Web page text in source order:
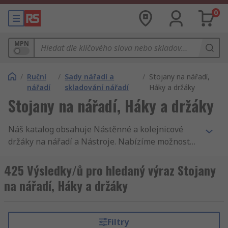
0
MPN
/ Ruční
nářadí
/ Sady nářadí a
skladování nářadí
/ Stojany na nářadí,
Háky a držáky
Stojany na nářadí, Háky a držáky
Náš katalog obsahuje Nástěnné a kolejnicové
držáky na nářadí a Nástroje. Nabízíme možnost
příslušenstvím, vysoko kvalitní služby, není divu,
že zákazníci 160 zemí světa nakupují u RS.
Zákazníci s obchodním účtem se u nás mohou
jako jsou Nástěnné a kolejnicové držáky na
425 Výsledky/ů pro hledaný výraz Stojany
na nářadí, Háky a držáky
Filtry